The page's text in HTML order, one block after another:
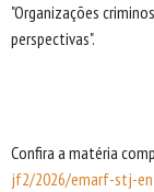
"Organizações
perspectivas".
Confira a matéria
jf2/2026/emarf-stj-